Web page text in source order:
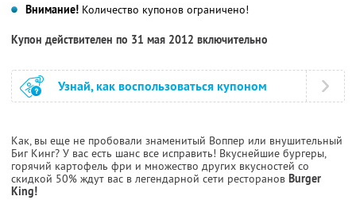
Внимание! Количество купонов ограничено!
Купон действителен по 31 мая 2012 включительно
Узнай, как воспользоваться купоном
Как, вы еще не пробовали знаменитый Воппер или внушительный
Биг Кинг? У вас есть шанс все исправить! Вкуснейшие бургеры,
горячий картофель фри и множество других вкусностей со
скидкой 50% ждут вас в легендарной сети ресторанов Burger
King!